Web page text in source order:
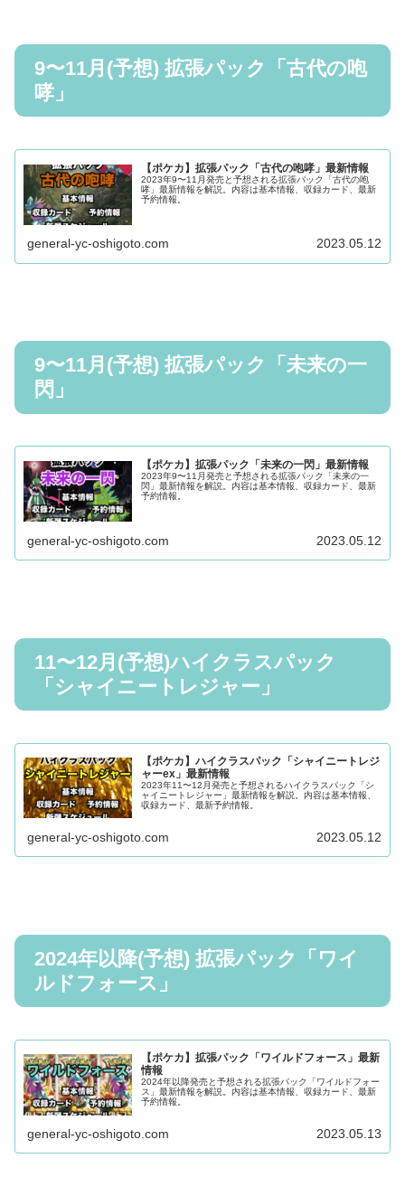
9〜11月(予想) 拡張パック「古代の咆
哮」
【ポケカ】拡張パック「古代の咆哮」最新情報
2023年9〜11月発売と予想される拡張パック「古代の咆
哮」最新情報を解説。内容は基本情報、収録カード、最新
予約情報。
general-yc-oshigoto.com 2023.05.12
9〜11月(予想) 拡張パック「未来の一
閃」
【ポケカ】拡張パック「未来の一閃」最新情報
2023年9〜11月発売と予想される拡張パック「未来の一
閃」最新情報を解説。内容は基本情報、収録カード、最新
予約情報。
general-yc-oshigoto.com 2023.05.12
11〜12月(予想)ハイクラスパック
「シャイニートレジャー」
【ポケカ】ハイクラスパック「シャイニートレジ
ャーex」最新情報
2023年11〜12月発売と予想されるハイクラスパック「シ
ャイニートレジャー」最新情報を解説。内容は基本情報、
収録カード、最新予約情報。
general-yc-oshigoto.com 2023.05.12
2024年以降(予想) 拡張パック「ワイ
ルドフォース」
【ポケカ】拡張パック「ワイルドフォース」最新
情報
2024年以降発売と予想される拡張パック「ワイルドフォー
ス」最新情報を解説。内容は基本情報、収録カード、最新
予約情報。
general-yc-oshigoto.com 2023.05.13